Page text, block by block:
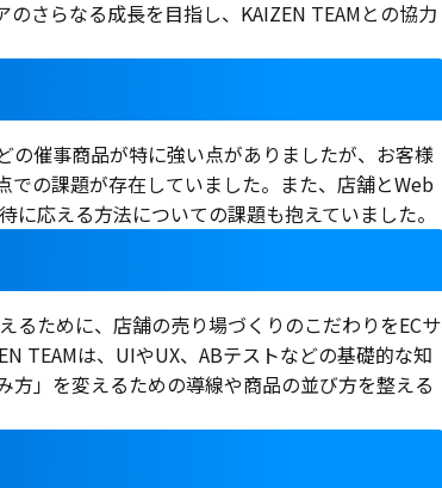
さらなる成長を目指し、KAIZEN TEAMとの協力
催事商品が特に強い点がありましたが、お客様
の課題が存在していました。また、店舗とWeb
応える方法についての課題も抱えていました。
るために、店舗の売り場づくりのこだわりをECサ
TEAMは、UIやUX、ABテストなどの基礎的な知
」を変えるための導線や商品の並び方を整える